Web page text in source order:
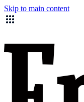
Skip to main content